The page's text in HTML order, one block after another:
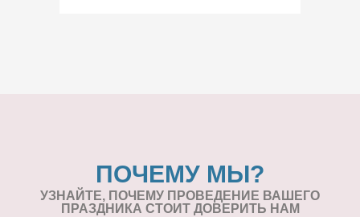
ПОЧЕМУ МЫ?
УЗНАЙТЕ, ПОЧЕМУ ПРОВЕДЕНИЕ ВАШЕГО
ПРАЗДНИКА СТОИТ ДОВЕРИТЬ НАМ